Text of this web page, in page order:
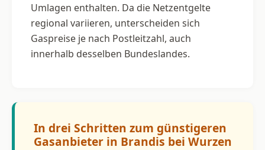
Umlagen enthalten. Da die Netzentgelte
regional variieren, unterscheiden sich
Gaspreise je nach Postleitzahl, auch
innerhalb desselben Bundeslandes.
In drei Schritten zum günstigeren
Gasanbieter in Brandis bei Wurzen